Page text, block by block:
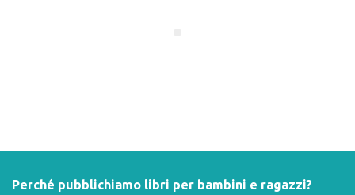
Perché pubblichiamo libri per bambini e ragazzi?